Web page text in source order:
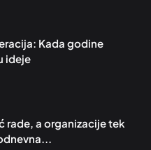
Kada godine
ideje
rade, a organizacije tek